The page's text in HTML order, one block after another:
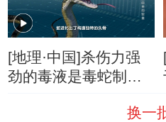
[地理·中国]杀伤力强
劲的毒液是毒蛇制服
换一